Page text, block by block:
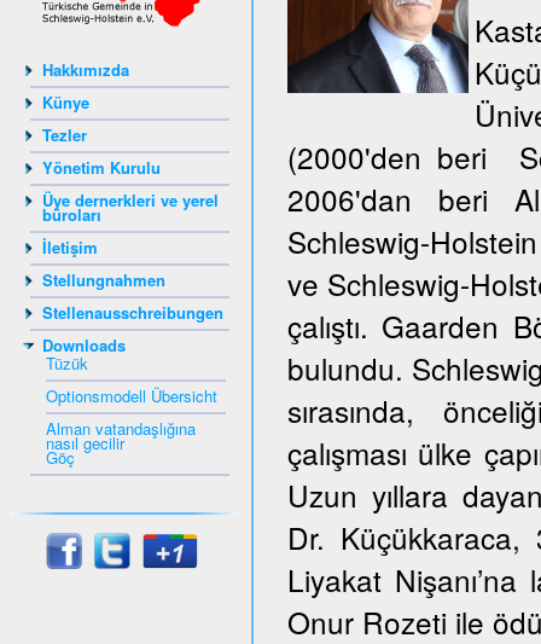
Hakkımızda
Künye
Tezler
Yönetim Kurulu
Üye dernerkleri ve yerel
büroları
İletişim
Stellungnahmen
Stellenausschreibungen
Downloads
Tüzük
Optionsmodell Übersicht
Alman vatandaşlığına
nasıl gecilir
Göç
(2000'den beri
2006'dan beri
Schleswig-
ve Schleswig-
çalıştı. Gaarden
bulundu.
sırasında,
çalışması ülke
Uzun yıllara
Dr.
Liyakat
Onur Rozeti ile